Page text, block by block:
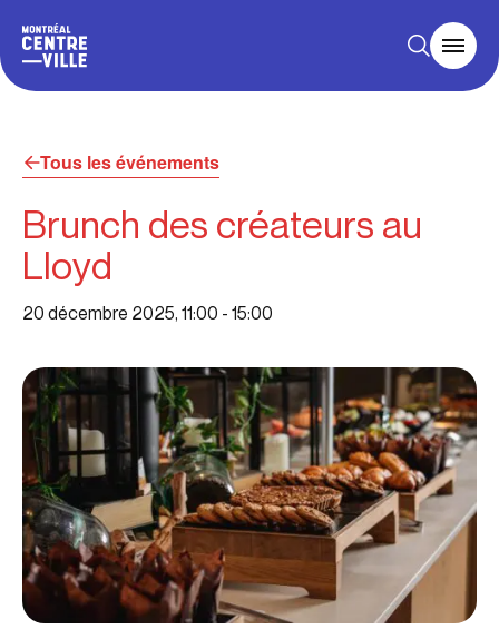
Tous les événements
Brunch des créateurs au
Lloyd
20 décembre 2025, 11:00 - 15:00